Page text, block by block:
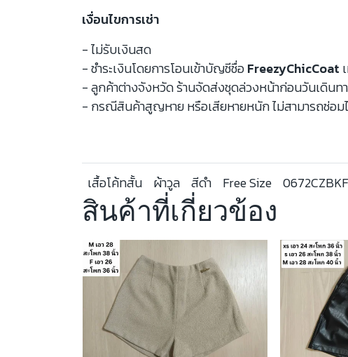
เงื่อนไขการเช่า
- ไม่รับเงินสด
- ชำระเงินโดยการโอนเข้าบัญชีชื่อFreezyChicCoat
- ลูกค้าต่างจังหวัด ร้านจัดส่งชุดล่วงหน้าก่อนวันเดินท
- กรณีสินค้าสูญหาย หรือเสียหายหนัก ไม่สามารถซ่อม
เสื้อโค้ทสั้น ผ้าวูล สีดำ Free Size 0672CZBKF
สินค้าที่เกี่ยวข้อง